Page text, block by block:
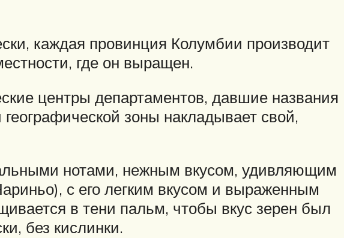
каждая провинция Колумбии производит
где он выращен.
центры департаментов, давшие названия
зоны накладывает свой,
нотами, нежным вкусом, удивляющим
с его легким вкусом и выраженным
в тени пальм, чтобы вкус зерен был
без кислинки.